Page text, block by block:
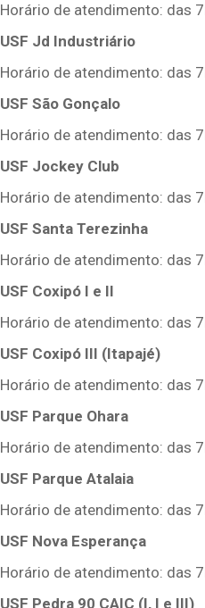
Horário de atendimento: das
USF Jd Industriário
Horário de atendimento: das
USF São Gonçalo
Horário de atendimento: das
USF Jockey Club
Horário de atendimento: das
USF Santa Terezinha
Horário de atendimento: das
USF Coxipó I e II
Horário de atendimento: das
USF Coxipó III (Itapajé)
Horário de atendimento: das
USF Parque Ohara
Horário de atendimento: das
USF Parque Atalaia
Horário de atendimento: das
USF Nova Esperança
Horário de atendimento: das
USF Pedra 90 CAIC (I, I e III)